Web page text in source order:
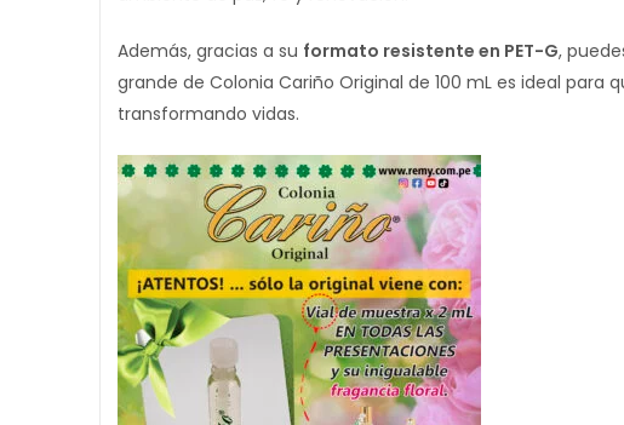
Además, gracias a su formato resistente en PET-G,
grande de Colonia Cariño Original de 100 mL es ideal
transformando vidas.